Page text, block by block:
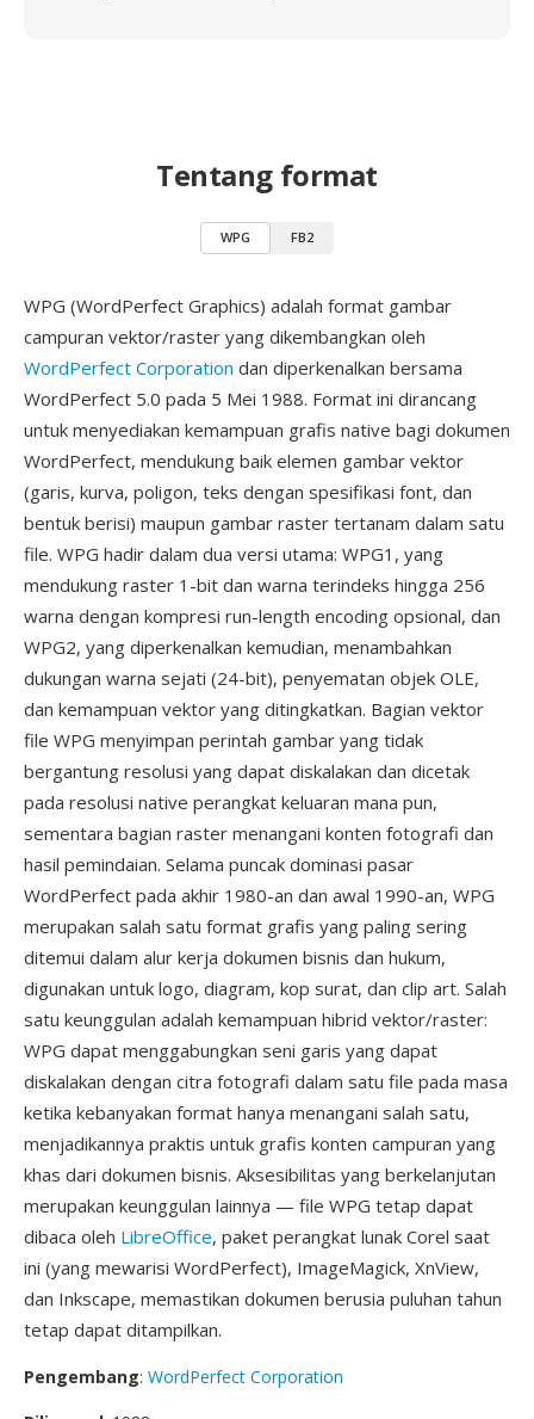
Tentang format
WPG FB2
WPG (WordPerfect Graphics) adalah format gambar
campuran vektor/raster yang dikembangkan oleh
WordPerfect Corporation dan diperkenalkan bersama
WordPerfect 5.0 pada 5 Mei 1988. Format ini dirancang
untuk menyediakan kemampuan grafis native bagi dokumen
WordPerfect, mendukung baik elemen gambar vektor
(garis, kurva, poligon, teks dengan spesifikasi font, dan
bentuk berisi) maupun gambar raster tertanam dalam satu
file. WPG hadir dalam dua versi utama: WPG1, yang
mendukung raster 1-bit dan warna terindeks hingga 256
warna dengan kompresi run-length encoding opsional, dan
WPG2, yang diperkenalkan kemudian, menambahkan
dukungan warna sejati (24-bit), penyematan objek OLE,
dan kemampuan vektor yang ditingkatkan. Bagian vektor
file WPG menyimpan perintah gambar yang tidak
bergantung resolusi yang dapat diskalakan dan dicetak
pada resolusi native perangkat keluaran mana pun,
sementara bagian raster menangani konten fotografi dan
hasil pemindaian. Selama puncak dominasi pasar
WordPerfect pada akhir 1980-an dan awal 1990-an, WPG
merupakan salah satu format grafis yang paling sering
ditemui dalam alur kerja dokumen bisnis dan hukum,
digunakan untuk logo, diagram, kop surat, dan clip art. Salah
satu keunggulan adalah kemampuan hibrid vektor/raster:
WPG dapat menggabungkan seni garis yang dapat
diskalakan dengan citra fotografi dalam satu file pada masa
ketika kebanyakan format hanya menangani salah satu,
menjadikannya praktis untuk grafis konten campuran yang
khas dari dokumen bisnis. Aksesibilitas yang berkelanjutan
merupakan keunggulan lainnya — file WPG tetap dapat
dibaca oleh LibreOffice, paket perangkat lunak Corel saat
ini (yang mewarisi WordPerfect), ImageMagick, XnView,
dan Inkscape, memastikan dokumen berusia puluhan tahun
tetap dapat ditampilkan.
Pengembang: WordPerfect Corporation